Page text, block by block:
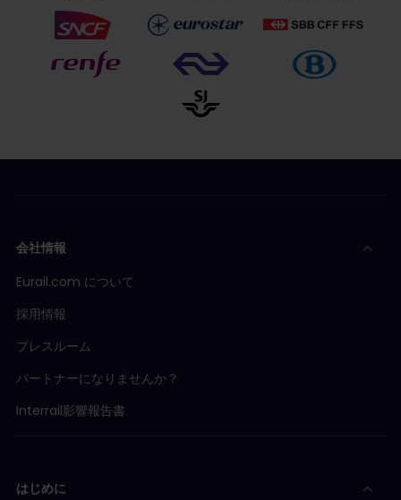
会社情報
Eurail.com について
採用情報
プレスルーム
パートナーになりませんか？
Interrail影響報告書
はじめに